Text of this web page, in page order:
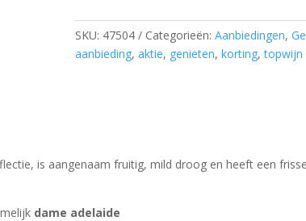
naam:
Dame
Adelaide)
SKU: 47504 Categorieën: Aanbiedingen,
aanbieding, aktie, genieten, korting,topwijn
is aangenaam fruitig, mild droog en heeft een
dame adelaide